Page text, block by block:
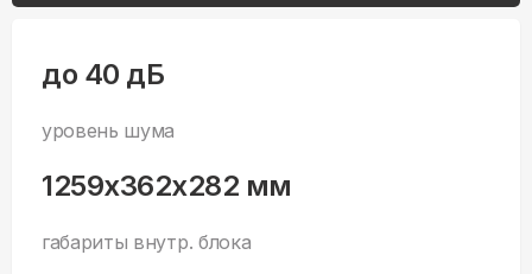
до 40 дБ
уровень шума
1259x362x282 мм
габариты внутр. блока